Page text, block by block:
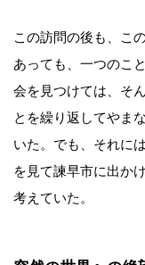
この訪問の後も、こ
あっても、一つのこ
会を見つけては、そ
とを繰り返してやま
いた。でも、それに
を見て諫早市に出か
考えていた。